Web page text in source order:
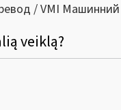
/ VMI
veiklą?